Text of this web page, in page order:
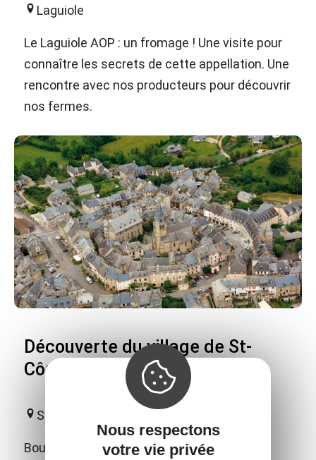
Laguiole
Le Laguiole AOP : un fromage ! Une visite pour
connaître les secrets de cette appellation. Une
rencontre avec nos producteurs pour découvrir
nos fermes.
Découverte du village de St-
Côme d'Olt
Saint-Côme-d'Olt
Bourg moyenâgeux, classé "l'un des Plus
Nous respectons
votre vie privée